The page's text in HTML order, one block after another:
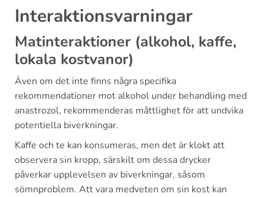
Interaktionsvarningar
Matinteraktioner (alkohol, kaffe,
lokala kostvanor)
Även om det inte finns några specifika
rekommendationer mot alkohol under behandling med
anastrozol, rekommenderas måttlighet för att undvika
potentiella biverkningar.
Kaffe och te kan konsumeras, men det är klokt att
observera sin kropp, särskilt om dessa drycker
påverkar upplevelsen av biverkningar, såsom
sömnproblem. Att vara medveten om sin kost kan